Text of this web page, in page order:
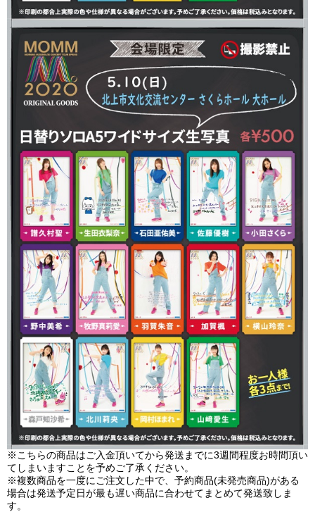
※こちらの商品はご入金頂いてから発送までに3週間程度お時間頂い
てしまいますことを予めご了承ください。
※複数商品を一度にご注文した中で、予約商品(未発売商品)がある
場合は発送予定日が最も遅い商品に合わせてまとめて発送致しま
す。